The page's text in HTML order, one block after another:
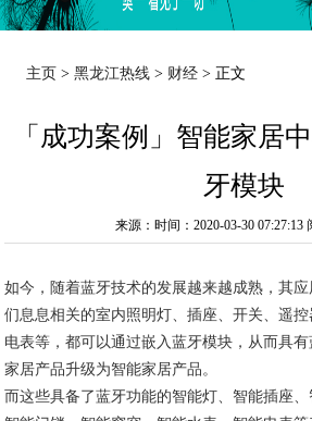
主页 >黑龙江热线 > 财经 > 正文
「成功案例」智能家居
牙模块
来源：时间：2020-03-30 07:27:13
如今，随着蓝牙技术的发展越来越成熟，其
们息息相关的室内照明灯、插座、开关、遥控
电表等，都可以通过嵌入蓝牙模块，从而具
家居产品升级为智能家居产品。
而这些具备了蓝牙功能的智能灯、智能插座、